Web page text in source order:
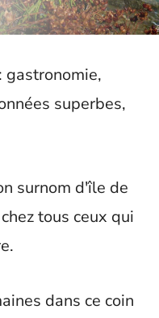
gastronomie,
superbes,
surnom d'île de
tous ceux qui
dans ce coin